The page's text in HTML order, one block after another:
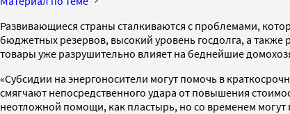
Развивающиеся страны сталкиваются с проблемами,
бюджетных резервов, высокий уровень госдолга, а
товары уже разрушительно влияет на беднейшие
«Субсидии на энергоносители могут помочь в
смягчают непосредственного удара от повышения
неотложной помощи, как пластырь, но со временем